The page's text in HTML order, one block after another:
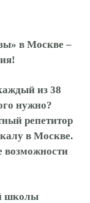
в Москве –
из 38
нужно?
репетитор
в Москве.
возможности
школы